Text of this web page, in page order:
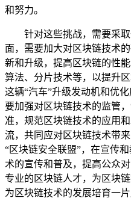
和努力。
针对这些挑战，需要采
面，需要加大对区块链技术
新和升级，提高区块链的性
算法、分片技术等，以提升
这辆“汽车”升级发动机和优
要加强对区块链技术的监管
准，规范区块链技术的应用
流，共同应对区块链技术带
“区块链安全联盟”，在宣传
术的宣传和普及，提高公众
专业的区块链人才，为区块
为区块链技术的发展培育一片